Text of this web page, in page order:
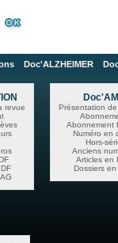
Doc'ALZHEIMER
revue
Présentation
Abonnement
Numéro en
Hors-
Anciens
Articles en
Dossiers en